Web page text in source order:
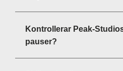
Kontrollerar Peak-
pauser?